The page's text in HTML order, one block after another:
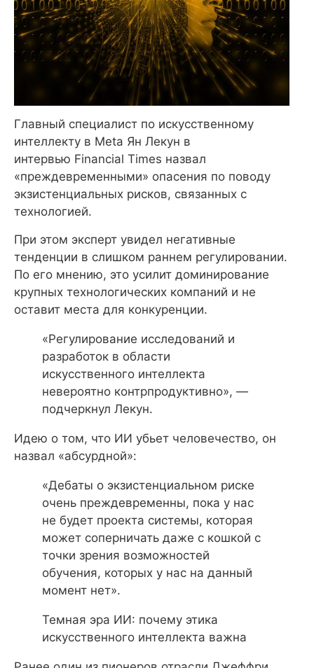
Главный специалист по искусственному
интеллекту в Meta Ян Лекун в
интервью Financial Times назвал
«преждевременными» опасения по поводу
экзистенциальных рисков, связанных с
технологией.
При этом эксперт увидел негативные
тенденции в слишком раннем регулировании.
По его мнению, это усилит доминирование
крупных технологических компаний и не
оставит места для конкуренции.
«Регулирование исследований и
разработок в области
искусственного интеллекта
невероятно контрпродуктивно», —
подчеркнул Лекун.
Идею о том, что ИИ убьет человечество, он
назвал «абсурдной»:
«Дебаты о экзистенциальном риске
очень преждевременны, пока у нас
не будет проекта системы, которая
может соперничать даже с кошкой с
точки зрения возможностей
обучения, которых у нас на данный
момент нет».
Темная эра ИИ: почему этика
искусственного интеллекта важна